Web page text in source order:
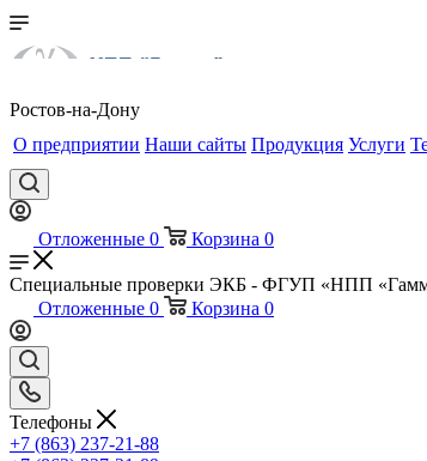
Ростов-на-Дону
О предприятии Наши сайты Продукция Услуги
Отложенные 0 Корзина 0
Специальные проверки ЭКБ - ФГУП «НПП
Отложенные 0 Корзина 0
Телефоны
+7 (863) 237-21-88